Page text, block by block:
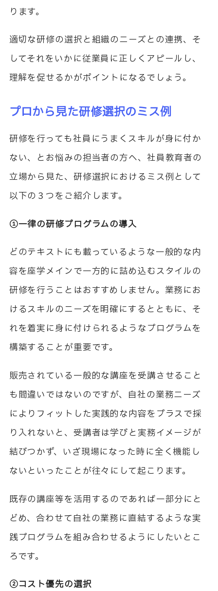
ります。
適切な研修の選択と組織のニーズとの連携、そ
してそれをいかに従業員に正しくアピールし、
理解を促せるかがポイントになるでしょう。
プロから見た研修選択のミス例
研修を行っても社員にうまくスキルが身に付か
ない、とお悩みの担当者の方へ、社員教育者の
立場から見た、研修選択におけるミス例として
以下の３つをご紹介します。
①一律の研修プログラムの導入
どのテキストにも載っているような一般的な内
容を座学メインで一方的に詰め込むスタイルの
研修を行うことはおすすめしません。業務にお
けるスキルのニーズを明確にするとともに、そ
れを着実に身に付けられるようなプログラムを
構築することが重要です。
販売されている一般的な講座を受講させること
も間違いではないのですが、自社の業務ニーズ
によりフィットした実践的な内容をプラスで採
り入れないと、受講者は学びと実務イメージが
結びつかず、いざ現場になった時に全く機能し
ないといったことが往々にして起こります。
既存の講座等を活用するのであれば一部分にと
どめ、合わせて自社の業務に直結するような実
践プログラムを組み合わせるようにしたいとこ
ろです。
②コスト優先の選択